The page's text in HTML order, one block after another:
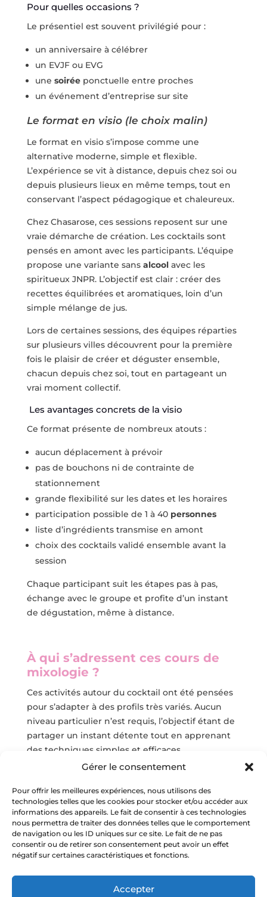
Gérer le consentement
Pour offrir les meilleures expériences, nous utilisons des
technologies telles que les cookies pour stocker et/ou accéder aux
informations des appareils. Le fait de consentir à ces technologies
nous permettra de traiter des données telles que le comportement
de navigation ou les ID uniques sur ce site. Le fait de ne pas
consentir ou de retirer son consentement peut avoir un effet
négatif sur certaines caractéristiques et fonctions.
Accepter
Pour quelles occasions ?
Le présentiel est souvent privilégié pour :
un anniversaire à célébrer
un EVJF ou EVG
une soiréeponctuelle entre proches
un événement d’entreprise sur site
Le format en visio (le choix malin)
Le format en visio s’impose comme une
alternative moderne, simple et flexible.
L’expérience se vit à distance, depuis chez soi ou
depuis plusieurs lieux en même temps, tout en
conservant l’aspect pédagogique et chaleureux.
Chez Chasarose, ces sessions reposent sur une
vraie démarche de création. Les cocktails sont
pensés en amont avec les participants. L’équipe
propose une variante sans alcoolavec les
spiritueux JNPR. L’objectif est clair : créer des
recettes équilibrées et aromatiques, loin d’un
simple mélange de jus.
Lors de certaines sessions, des équipes réparties
sur plusieurs villes découvrent pour la première
fois le plaisir de créer et déguster ensemble,
chacun depuis chez soi, tout en partageant un
vrai moment collectif.
Les avantages concrets de la visio
Ce format présente de nombreux atouts :
aucun déplacement à prévoir
pas de bouchons ni de contrainte de
stationnement
grande flexibilité sur les dates et les horaires
participation possible de 1 à 40 personnes
liste d’ingrédients transmise en amont
choix des cocktails validé ensemble avant la
session
Chaque participant suit les étapes pas à pas,
échange avec le groupe et profite d’un instant
de dégustation, même à distance.
À qui s’adressent ces cours de
mixologie ?
Ces activités autour du cocktail ont été pensées
pour s’adapter à des profils très variés. Aucun
niveau particulier n’est requis, l’objectif étant de
partager un instant détente tout en apprenant
des techniques simples et efficaces.
Aucune compétence n’est nécessaire pour
participer. Les techniques sont expliquées étape
par étape, avec du matériel simple et des gestes
accessibles. L’accent est mis sur la
compréhension des bases et sur le plaisir de
créer, plutôt que sur la performance.
, ces sessions sont idéales pour sortir